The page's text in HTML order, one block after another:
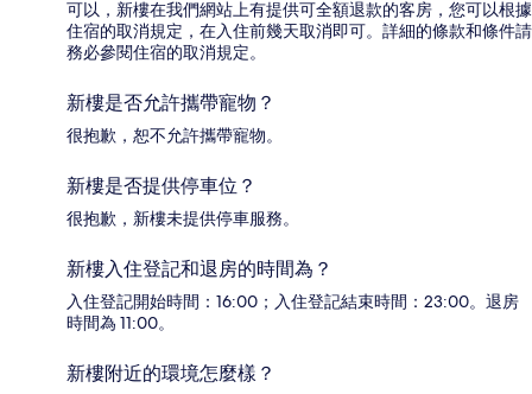
可以，新樓在我們網站上有提供可全額退款的客房，您可以根據
住宿的取消規定，在入住前幾天取消即可。詳細的條款和條件請
務必參閱住宿的取消規定。
新樓是否允許攜帶寵物？
很抱歉，恕不允許攜帶寵物。
新樓是否提供停車位？
很抱歉，新樓未提供停車服務。
新樓入住登記和退房的時間為？
入住登記開始時間：16:00；入住登記結束時間：23:00。退房
時間為 11:00。
新樓附近的環境怎麼樣？